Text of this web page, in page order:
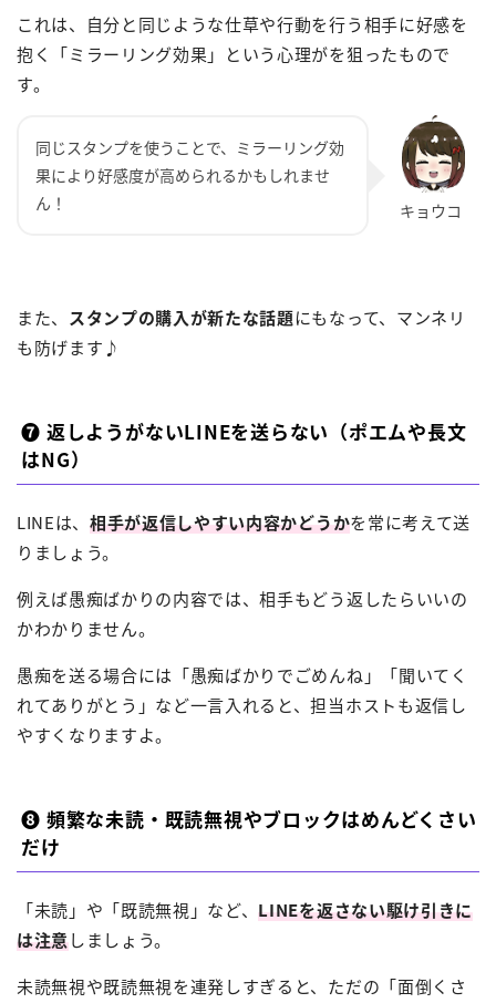
これは、自分と同じような仕草や行動を行う相手に好感を
抱く「ミラーリング効果」という心理がを狙ったもので
す。
同じスタンプを使うことで、ミラーリング効
果により好感度が高められるかもしれませ
ん！
また、 スタンプの購入が新たな話題にもなって、マンネリ
も防げます♪
❼ 返しようがないLINEを送らない（ポエムや長文
はNG）
LINEは、相手が返信しやすい内容かどうかを常に考えて送
りましょう。
例えば愚痴ばかりの内容では、相手もどう返したらいいの
かわかりません。
愚痴を送る場合には「愚痴ばかりでごめんね」「聞いてく
れてありがとう」など一言入れると、担当ホストも返信し
やすくなりますよ。
❽ 頻繁な未読・既読無視やブロックはめんどくさい
だけ
「未読」や「既読無視」など、LINEを返さない駆け引きに
は注意しましょう。
未読無視や既読無視を連発しすぎると、ただの「面倒くさ